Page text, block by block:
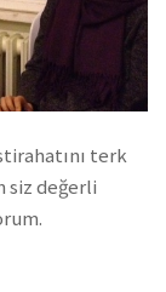
terk
siz değerli